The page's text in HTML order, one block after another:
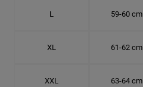
L 59-60 cm
XL 61-62 cm
XXL 63-64 cm